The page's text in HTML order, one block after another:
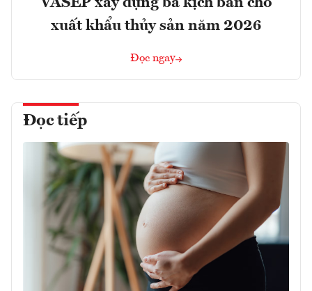
xuất khẩu thủy sản năm 2026
Đọc ngay
Đọc tiếp